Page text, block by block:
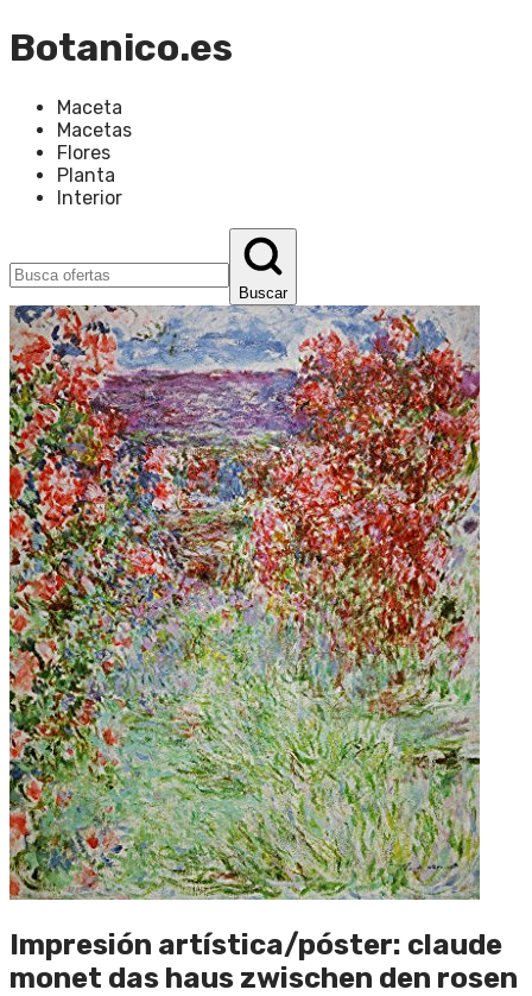
Botanico.es
Maceta
Macetas
Flores
Planta
Interior
Buscar
Impresión artística/póster: claude
monet das haus zwischen den rosen